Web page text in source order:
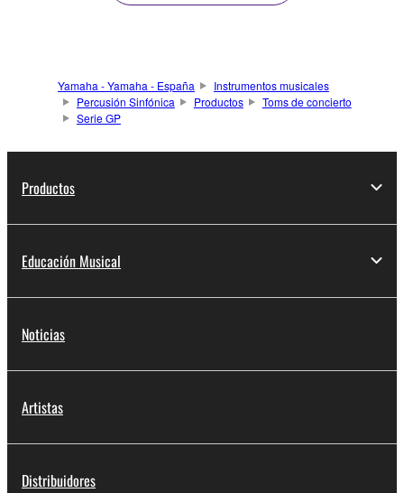
Yamaha - Yamaha - España
Instrumentos musicales
Percusión Sinfónica
Productos
Toms de concierto
Serie GP
Productos
Educación Musical
Noticias
Artistas
Distribuidores